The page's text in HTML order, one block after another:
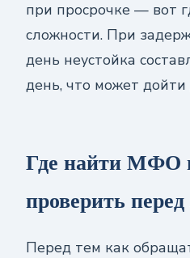
при просрочке — вот
сложности. При
день неустойка
день, что может
Где найти МФО
проверить
Перед тем как